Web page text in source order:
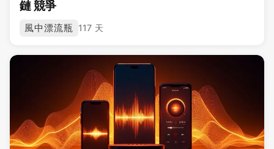
鏈 競爭
風中漂流瓶 117 天